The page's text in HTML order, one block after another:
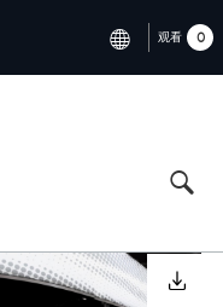
CHINA (中国（中文))
FRANCE (FRANÇAIS)
观看 0
下载